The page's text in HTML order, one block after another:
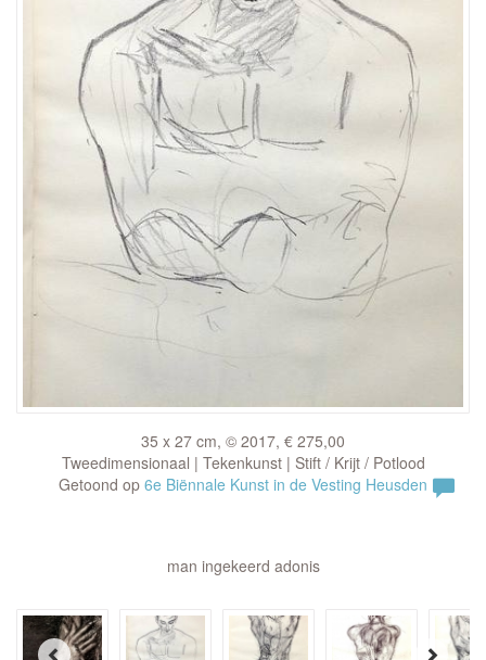
35 x 27 cm, © 2017, € 275,00
Tweedimensionaal | Tekenkunst | Stift / Krijt / Potlood
Getoond op 6e Biënnale Kunst in de Vesting Heusden
man ingekeerd adonis